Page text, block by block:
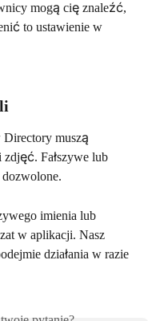
mogą cię znaleźć,
to ustawienie w
muszą
Fałszywe lub
imienia lub
w aplikacji. Nasz
działania w razie